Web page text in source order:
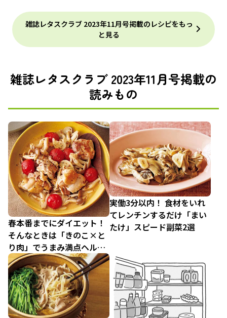
雑誌レタスクラブ 2023年11月号掲載のレシピをもっ
と見る
雑誌レタスクラブ 2023年11月号掲載の
読みもの
春本番までにダイエット！
そんなときは「きのこ×と
り肉」でうまみ満点ヘルシ
ー主菜2選
実働3分以内！ 食材をいれ
てレンチンするだけ「まい
たけ」スピード副菜2選